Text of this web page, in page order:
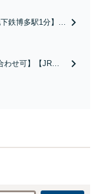
鉄博多駅1分】
与／親権などお
わせ可】【JR・